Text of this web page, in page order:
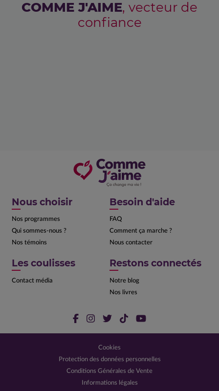
COMME J'AIME, vecteur de
confiance
Nous choisir
Nos programmes
Qui sommes-nous ?
Nos témoins
Besoin d'aide
FAQ
Comment ça marche ?
Nous contacter
Les coulisses
Contact média
Restons connectés
Notre blog
Nos livres
Cookies
Protection des données personnelles
Conditions Générales de Vente
Informations légales